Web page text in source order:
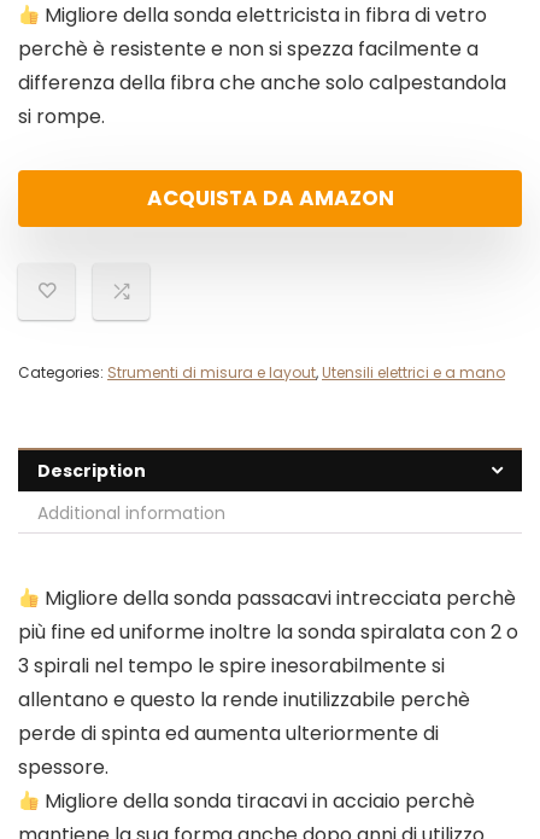
Migliore della sonda elettricista in fibra di vetro
perchè è resistente e non si spezza facilmente a
differenza della fibra che anche solo calpestandola
si rompe.
ACQUISTA DA AMAZON
Categories: Strumenti di misura e layout, Utensili elettrici e a mano
Description
Additional information
Migliore della sonda passacavi intrecciata perchè
più fine ed uniforme inoltre la sonda spiralata con 2 o
3 spirali nel tempo le spire inesorabilmente si
allentano e questo la rende inutilizzabile perchè
perde di spinta ed aumenta ulteriormente di
spessore.
Migliore della sonda tiracavi in acciaio perchè